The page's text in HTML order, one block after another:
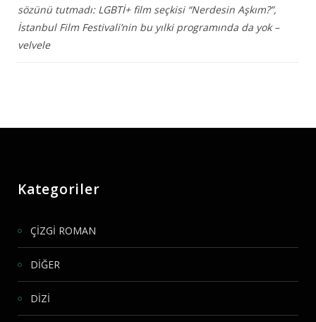
sözünü tutmadı: LGBTİ+ film seçkisi “Nerdesin Aşkım?”,
İstanbul Film Festivali’nin bu yılki programında da yok –
velvele
Kategoriler
ÇİZGİ ROMAN
DİĞER
DİZİ